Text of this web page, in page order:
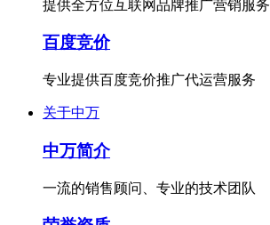
提供全方位互联网品牌推广营销服务
百度竞价
专业提供百度竞价推广代运营服务
关于中万
中万简介
一流的销售顾问、专业的技术团队